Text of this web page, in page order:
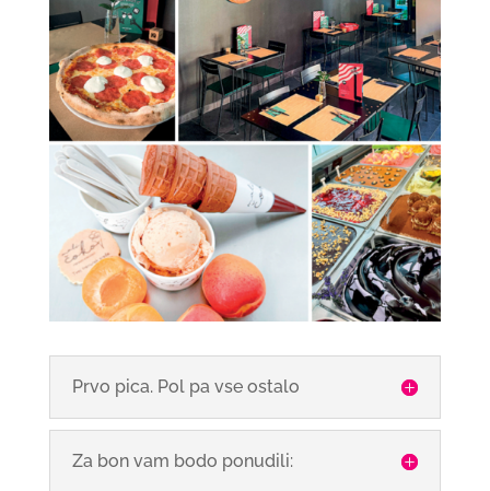
Prvo pica. Pol pa vse ostalo
Za bon vam bodo ponudili: